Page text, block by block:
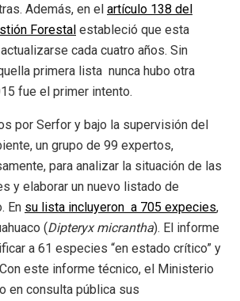
Además, en el artículo 138 del
Forestal estableció que esta
cada cuatro años. Sin
primera lista nunca hubo otra
fue el primer intento.
por Serfor y bajo la supervisión del
un grupo de 99 expertos,
para analizar la situación de las
y elaborar un nuevo listado de
En su lista incluyeron a 705 expecies,
(Dipteryx micrantha). El informe
a 61 especies “en estado crítico” y
este informe técnico, el Ministerio
en consulta pública sus